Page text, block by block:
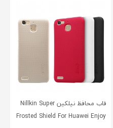
قاب محافظ نیلکین Nillkin Super
Frosted Shield For Huawei Enjoy